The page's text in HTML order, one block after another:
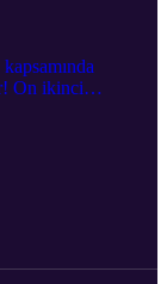
On ikinci
Teknisyeni
bütün